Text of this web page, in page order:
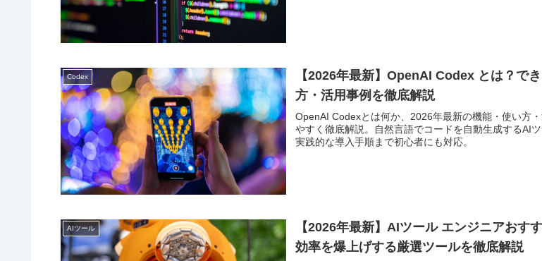
Codex
【2026年最新】OpenAI Codex とは？で
方・活用事例を徹底解説
OpenAI Codexとは何か、2026年最新の機能・使い方
やすく徹底解説。自然言語でコードを自動生成するAI
実践的な導入手順まで初心者にも対応。
AIツール
【2026年最新】AIツール エンジニアおす
効率を爆上げする厳選ツールを徹底解説